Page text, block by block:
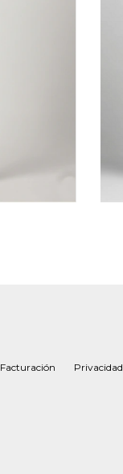
Facturación Privacidad